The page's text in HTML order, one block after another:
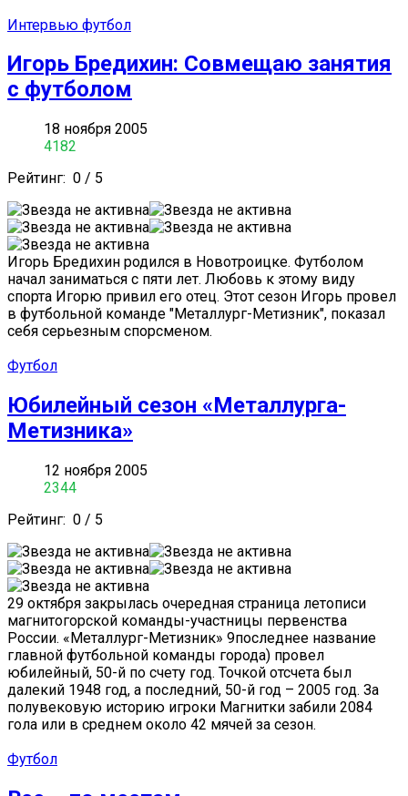
Интервью футбол
Игорь Бредихин: Совмещаю занятия
с футболом
18 ноября 2005
4182
Рейтинг: 0 / 5
Игорь Бредихин родился в Новотроицке. Футболом
начал заниматься с пяти лет. Любовь к этому виду
спорта Игорю привил его отец. Этот сезон Игорь провел
в футбольной команде "Металлург-Метизник", показал
себя серьезным спорсменом.
Футбол
Юбилейный сезон «Металлурга-
Метизника»
12 ноября 2005
2344
Рейтинг: 0 / 5
29 октября закрылась очередная страница летописи
магнитогорской команды-участницы первенства
России. «Металлург-Метизник» 9последнее название
главной футбольной команды города) провел
юбилейный, 50-й по счету год. Точкой отсчета был
далекий 1948 год, а последний, 50-й год – 2005 год. За
полувековую историю игроки Магнитки забили 2084
гола или в среднем около 42 мячей за сезон.
Футбол